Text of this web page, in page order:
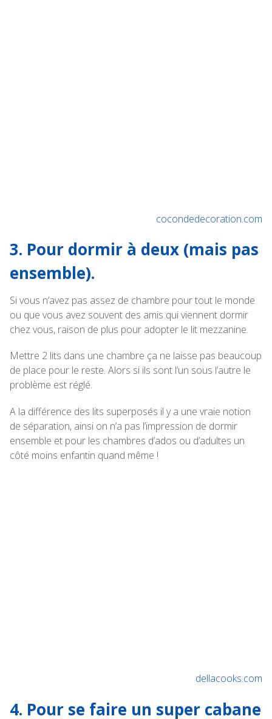
cocondedecoration.com
3. Pour dormir à deux (mais pas
ensemble).
Si vous n’avez pas assez de chambre pour tout le monde
ou que vous avez souvent des amis qui viennent dormir
chez vous, raison de plus pour adopter le lit mezzanine.
Mettre 2 lits dans une chambre ça ne laisse pas beaucoup
de place pour le reste. Alors si ils sont l’un sous l’autre le
problème est réglé.
A la différence des lits superposés il y a une vraie notion
de séparation, ainsi on n’a pas l’impression de dormir
ensemble et pour les chambres d’ados ou d’adultes un
côté moins enfantin quand même !
dellacooks.com
4. Pour se faire un super cabane